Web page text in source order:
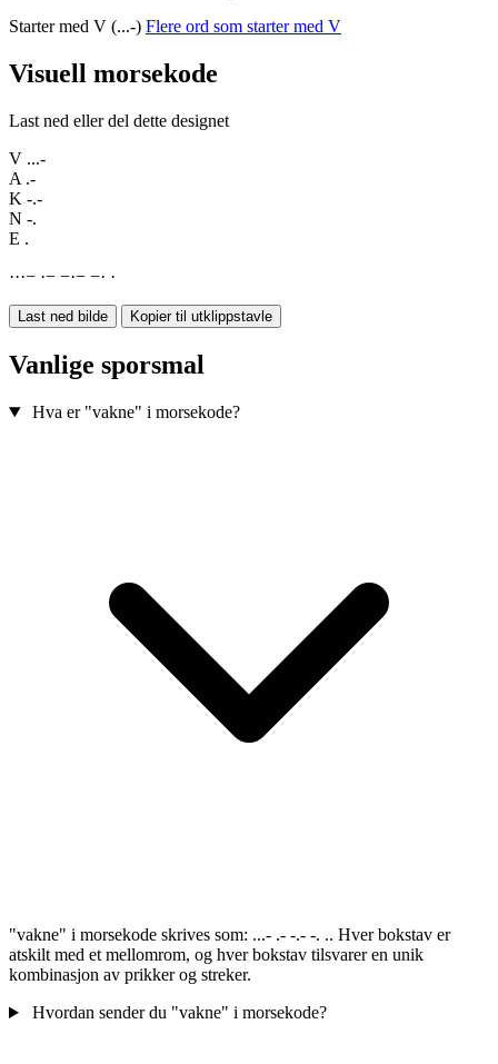
Starter med V (...-) Flere ord som starter med V
Visuell morsekode
Last ned eller del dette designet
V ...-
A .-
K -.-
N -.
E .
···− ·− −·− −· ·
Last ned bilde Kopier til utklippstavle
Vanlige sporsmal
Hva er "vakne" i morsekode?
"vakne" i morsekode skrives som: ...- .- -.- -. .. Hver bokstav er
atskilt med et mellomrom, og hver bokstav tilsvarer en unik
kombinasjon av prikker og streker.
Hvordan sender du "vakne" i morsekode?